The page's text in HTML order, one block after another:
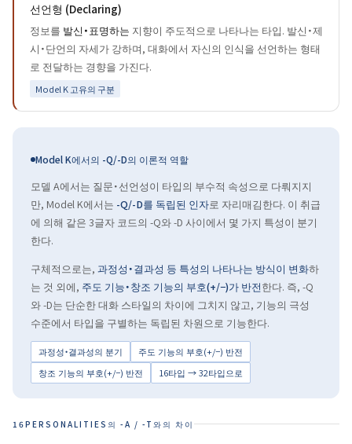
선언형 (Declaring)
정보를 발신・표명하는 지향이 주도적으로 나타나는 타입. 발신・제
시・단언의 자세가 강하며, 대화에서 자신의 인식을 선언하는 형태
로 전달하는 경향을 가진다.
Model K 고유의 구분
Model K에서의 -Q/-D의 이론적 역할
모델 A에서는 질문・선언성이 타입의 부수적 속성으로 다뤄지지
만, Model K에서는 -Q/-D를 독립된 인자로 자리매김한다. 이 취급
에 의해 같은 3글자 코드의 -Q와 -D 사이에서 몇 가지 특성이 분기
한다.
구체적으로는,과정성・결과성 등 특성의 나타나는 방식이 변화하
는 것 외에, 주도 기능・창조 기능의 부호(+/−)가 반전한다. 즉, -Q
와 -D는 단순한 대화 스타일의 차이에 그치지 않고, 기능의 극성
수준에서 타입을 구별하는 독립된 차원으로 기능한다.
과정성・결과성의 분기
주도 기능의 부호(+/−) 반전
창조 기능의 부호(+/−) 반전
16타입 → 32타입으로
16PERSONALITIES의 -A / -T와의 차이